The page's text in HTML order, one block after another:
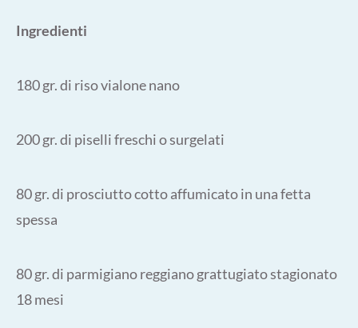
Ingredienti
180 gr. di riso vialone nano
200 gr. di piselli freschi o surgelati
80 gr. di prosciutto cotto affumicato in una fetta
spessa
80 gr. di parmigiano reggiano grattugiato stagionato
18 mesi